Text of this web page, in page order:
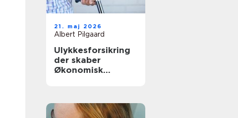
21. maj 2026
Albert Pilgaard
Ulykkesforsikring
der skaber
Økonomisk